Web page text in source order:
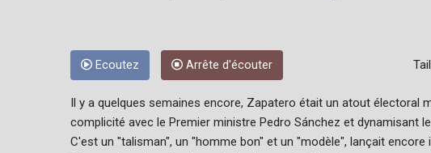
Ecoutez Arrête d'écouter
Il y a quelques semaines encore, Zapatero était un atout électoral
complicité avec le Premier ministre Pedro Sánchez et dynamisant
C'est un "talisman", un "homme bon" et un "modèle", lançait